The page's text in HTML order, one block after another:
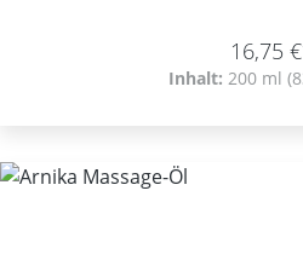
16,75
Inhalt: 200 ml